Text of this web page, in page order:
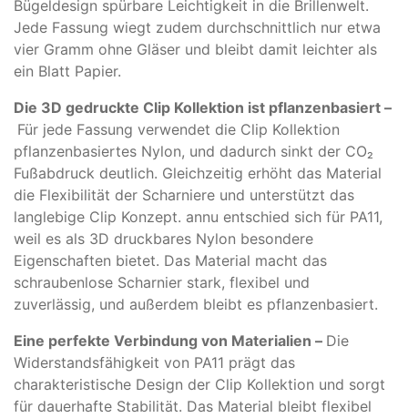
Bügeldesign spürbare Leichtigkeit in die Brillenwelt.
Jede Fassung wiegt zudem durchschnittlich nur etwa
vier Gramm ohne Gläser und bleibt damit leichter als
ein Blatt Papier.
Die 3D gedruckte Clip Kollektion ist pflanzenbasiert –
Für jede Fassung verwendet die Clip Kollektion
pflanzenbasiertes Nylon, und dadurch sinkt der CO₂
Fußabdruck deutlich. Gleichzeitig erhöht das Material
die Flexibilität der Scharniere und unterstützt das
langlebige Clip Konzept. annu entschied sich für PA11,
weil es als 3D druckbares Nylon besondere
Eigenschaften bietet. Das Material macht das
schraubenlose Scharnier stark, flexibel und
zuverlässig, und außerdem bleibt es pflanzenbasiert.
Eine perfekte Verbindung von Materialien – Die
Widerstandsfähigkeit von PA11 prägt das
charakteristische Design der Clip Kollektion und sorgt
für dauerhafte Stabilität. Das Material bleibt flexibel